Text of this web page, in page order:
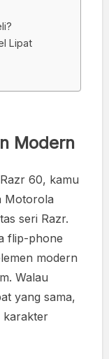
Lipat
Modern
60, kamu
Motorola
seri Razr.
flip-phone
modern
Walau
yang sama,
karakter